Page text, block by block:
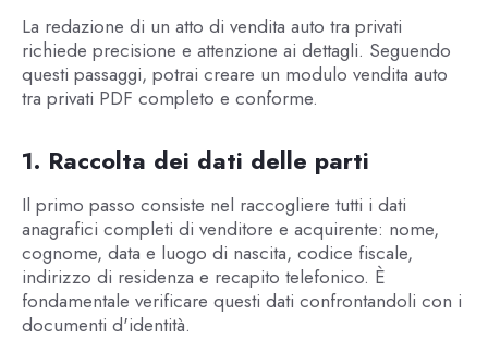
La redazione di un atto di vendita auto tra privati
richiede precisione e attenzione ai dettagli. Seguendo
questi passaggi, potrai creare un modulo vendita auto
tra privati PDF completo e conforme.
1. Raccolta dei dati delle parti
Il primo passo consiste nel raccogliere tutti i dati
anagrafici completi di venditore e acquirente: nome,
cognome, data e luogo di nascita, codice fiscale,
indirizzo di residenza e recapito telefonico. È
fondamentale verificare questi dati confrontandoli con i
documenti d'identità.